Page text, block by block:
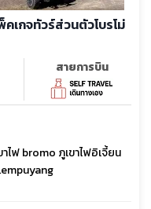
เกจทัวร์ส่วนตัวโบรโม่
สายการบิน
ไฟ bromo ภูเขาไฟอิเจี้ยน